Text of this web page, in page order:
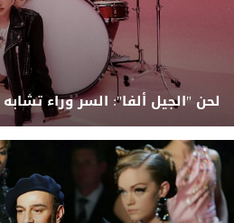
لحن "الجيل ألفا": السر وراء تشابه